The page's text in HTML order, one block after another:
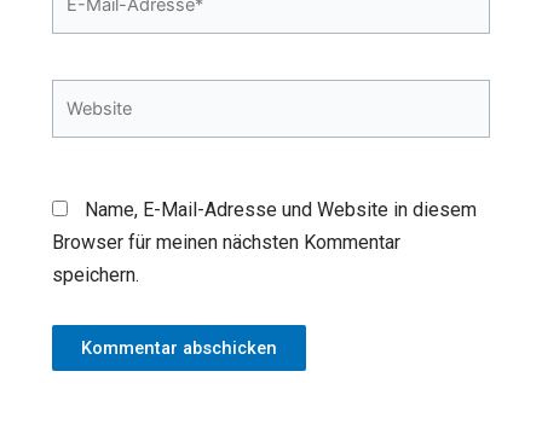
Name, E-Mail-Adresse und Website in diesem
Browser für meinen nächsten Kommentar
speichern.